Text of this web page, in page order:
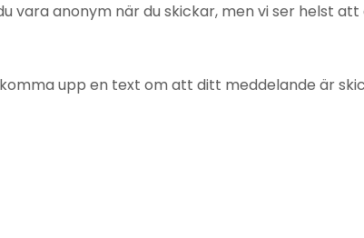
vara anonym när du skickar, men vi ser helst
upp en text om att ditt meddelande är